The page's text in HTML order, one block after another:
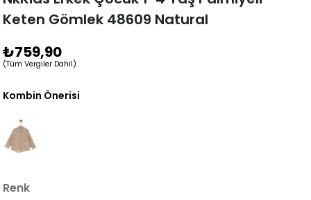
Keten Gömlek 48609 Natural
₺759,90
(Tüm Vergiler Dahil)
Kombin Önerisi
Renk